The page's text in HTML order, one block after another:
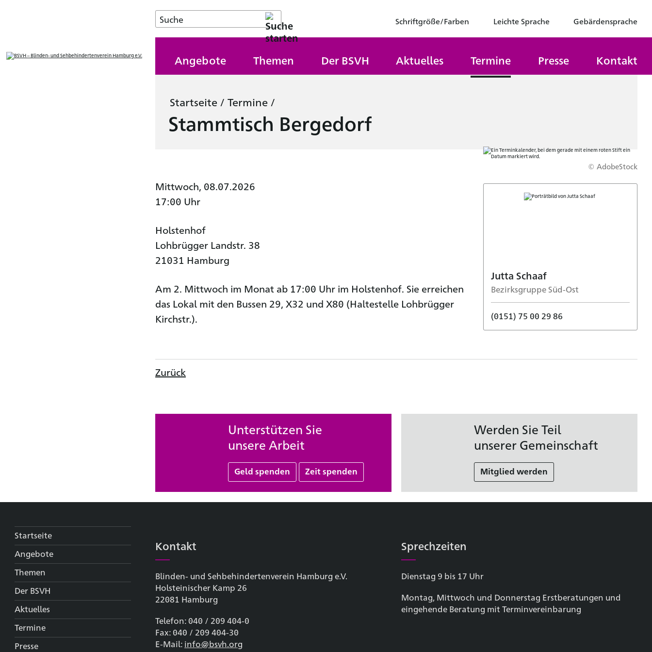
Schriftgröße/Farben Leichte Sprache Gebärdensprache
Angebote Themen Der BSVH Aktuelles Termine Presse Kontakt
Startseite / Termine /
Stammtisch Bergedorf
© AdobeStock
Mittwoch, 08.07.2026
17:00 Uhr
Holstenhof
Lohbrügger Landstr. 38
21031 Hamburg
Am 2. Mittwoch im Monat ab 17:00 Uhr im Holstenhof. Sie erreichen
das Lokal mit den Bussen 29, X32 und X80 (Haltestelle Lohbrügger
Kirchstr.).
Jutta Schaaf
Bezirksgruppe Süd-Ost
(0151) 75 00 29 86
Zurück
Unterstützen Sie
unsere Arbeit
Geld spenden Zeit spenden
Werden Sie Teil
unserer Gemeinschaft
Mitglied werden
Startseite
Angebote
Themen
Der BSVH
Aktuelles
Termine
Presse
Kontakt
Blinden- und Sehbehinderten­verein Hamburg e.V.
Holsteinischer Kamp 26
22081 Hamburg
Telefon: 040 / 209 404-0
Fax: 040 / 209 404-30
E-Mail: info@bsvh.org
Sprechzeiten
Dienstag 9 bis 17 Uhr
Montag, Mittwoch und Donnerstag Erstberatungen und
eingehende Beratung mit Terminvereinbarung